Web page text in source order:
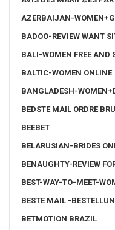
AZERBAIJAN-
BADOO-REVIEW WANT
BALI-WOMEN FREE AND
BALTIC-WOMEN ONLINE
BANGLADESH-
BEDSTE MAIL ORDRE
BEEBET
BELARUSIAN-BRIDES
BENAUGHTY-REVIEW
BEST-WAY-TO-MEET-
BESTE MAIL -
BETMOTION BRAZIL